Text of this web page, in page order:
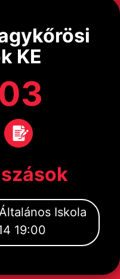
KE
Iskola
19:00